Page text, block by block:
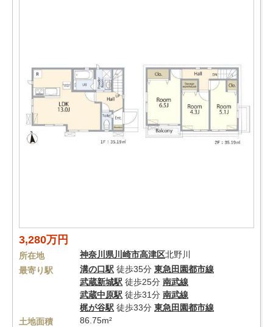
3,280万円
所在地 神奈川県川崎市高津区北野川
最寄り駅
溝の口駅 徒歩35分 東急田園都市線
武蔵新城駅 徒歩25分 南武線
武蔵中原駅 徒歩31分 南武線
梶が谷駅 徒歩33分 東急田園都市線
土地面積
86.75m²